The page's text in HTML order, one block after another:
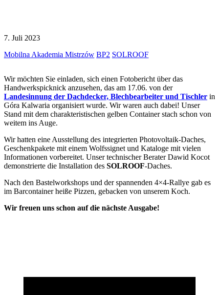
7. Juli 2023
Mobilna Akademia Mistrzów BP2 SOLROOF
Wir möchten Sie einladen, sich einen Fotobericht über das
Handwerkspicknick anzusehen, das am 17.06. von der
Landesinnung der Dachdecker, Blechbearbeiter und Tischler in
Góra Kalwaria organisiert wurde. Wir waren auch dabei! Unser
Stand mit dem charakteristischen gelben Container stach schon von
weitem ins Auge.
Wir hatten eine Ausstellung des integrierten Photovoltaik-Daches,
Geschenkpakete mit einem Wolfssignet und Kataloge mit vielen
Informationen vorbereitet. Unser technischer Berater Dawid Kocot
demonstrierte die Installation des SOLROOF-Daches.
Nach den Bastelworkshops und der spannenden 4×4-Rallye gab es
im Barcontainer heiße Pizzen, gebacken von unserem Koch.
Wir freuen uns schon auf die nächste Ausgabe!